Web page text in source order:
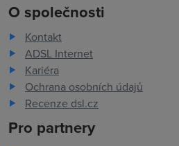
O společnosti
Kontakt
ADSL Internet
Kariéra
Ochrana osobních údajů
Recenze dsl.cz
Pro partnery